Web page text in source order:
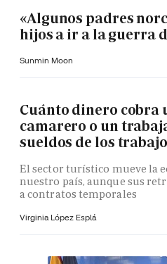
«Algunos padres
hijos a ir a la guerra
Sunmin Moon
Cuánto dinero cobra
camarero o un
sueldos de los
El sector turístico mueve la
nuestro país, aunque sus
a contratos temporales
Virginia López Esplá